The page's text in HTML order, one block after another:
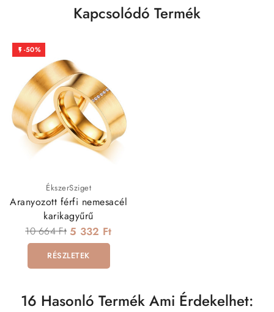
Kapcsolódó Termék
 -50%
ÉkszerSziget
Aranyozott férfi nemesacél
karikagyűrű
10 664 Ft 5 332 Ft
RÉSZLETEK
16 Hasonló Termék Ami Érdekelhet: